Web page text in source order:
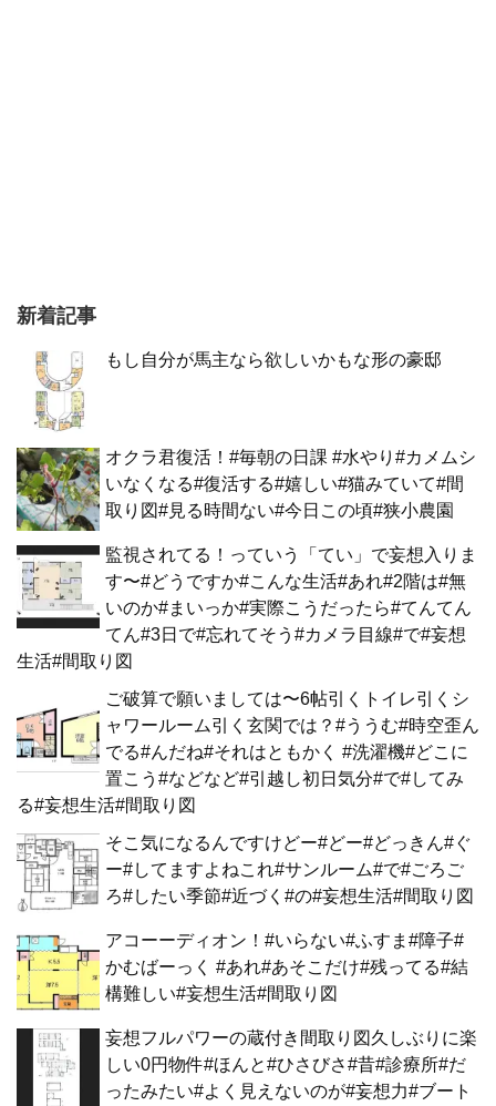
新着記事
もし自分が馬主なら欲しいかもな形の豪邸
オクラ君復活！#毎朝の日課 #水やり#カメムシ
いなくなる#復活する#嬉しい#猫みていて#間
取り図#見る時間ない#今日この頃#狭小農園
監視されてる！っていう「てい」で妄想入りま
す〜#どうですか#こんな生活#あれ#2階は#無
いのか#まいっか#実際こうだったら#てんてん
てん#3日で#忘れてそう#カメラ目線#で#妄想
生活#間取り図
ご破算で願いましては〜6帖引くトイレ引くシ
ャワールーム引く玄関では？#ううむ#時空歪ん
でる#んだね#それはともかく #洗濯機#どこに
置こう#などなど#引越し初日気分#で#してみ
る#妄想生活#間取り図
そこ気になるんですけどー#どー#どっきん#ぐ
ー#してますよねこれ#サンルーム#で#ごろご
ろ#したい季節#近づく#の#妄想生活#間取り図
アコーーディオン！#いらない#ふすま#障子#
かむばーっく #あれ#あそこだけ#残ってる#結
構難しい#妄想生活#間取り図
妄想フルパワーの蔵付き間取り図久しぶりに楽
しい0円物件#ほんと#ひさびさ#昔#診療所#だ
ったみたい#よく見えないのが#妄想力#ブート